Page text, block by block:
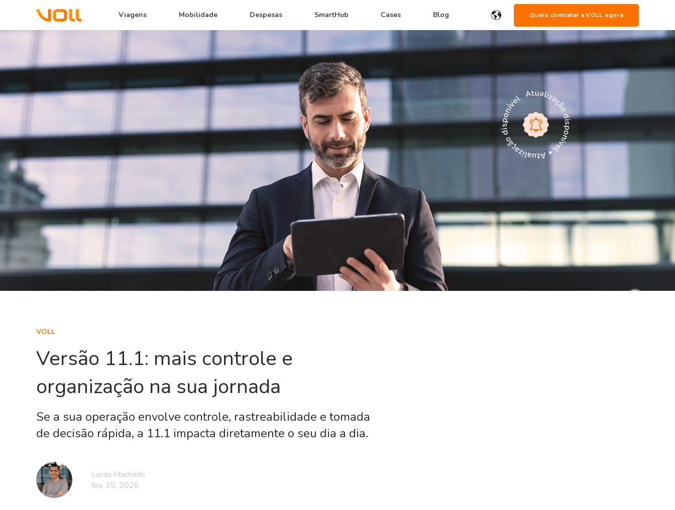
Viagens Mobilidade Despesas SmartHub Cases Blog Quero contratar a VOLL agora
VOLL
Versão 11.1: mais controle e
organização na sua jornada
Se a sua operação envolve controle, rastreabilidade e tomada
de decisão rápida, a 11.1 impacta diretamente o seu dia a dia.
Lucas Machado
fev. 25, 2026